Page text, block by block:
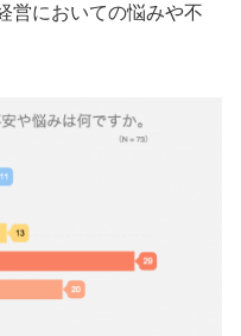
営においての悩みや不